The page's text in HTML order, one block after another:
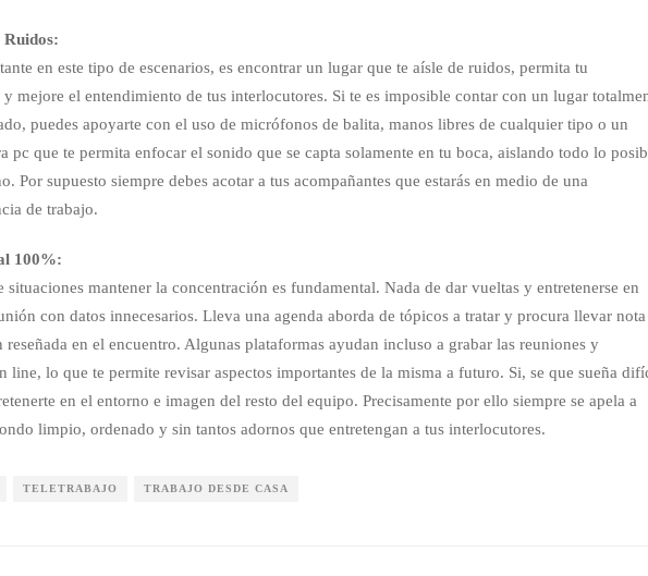
Ruidos:
en este tipo de escenarios, es encontrar un lugar que te aísle de ruidos, permita tu
mejore el entendimiento de tus interlocutores. Si te es imposible contar con un lugar
puedes apoyarte con el uso de micrófonos de balita, manos libres de cualquier tipo o un
pc que te permita enfocar el sonido que se capta solamente en tu boca, aislando todo lo
Por supuesto siempre debes acotar a tus acompañantes que estarás en medio de una
de trabajo.
100%:
situaciones mantener la concentración es fundamental. Nada de dar vueltas y entretenerse en
con datos innecesarios. Lleva una agenda aborda de tópicos a tratar y procura llevar nota
en el encuentro. Algunas plataformas ayudan incluso a grabar las reuniones y
line, lo que te permite revisar aspectos importantes de la misma a futuro. Si, se que sueña
en el entorno e imagen del resto del equipo. Precisamente por ello siempre se apela a
limpio, ordenado y sin tantos adornos que entretengan a tus interlocutores.
TELETRABAJO TRABAJO DESDE CASA